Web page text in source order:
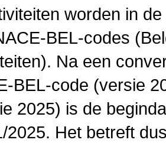
worden in
BEL-codes
Na een
BEL-code (versie
2025) is de
2025. Het betreft